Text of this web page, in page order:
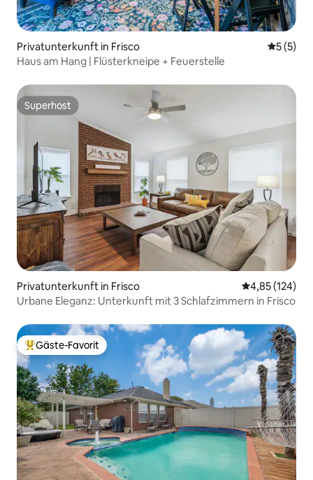
Privatunterkunft in Frisco
5 (5)
Haus am Hang | Flüsterkneipe + Feuerstelle
Superhost
Superhost
Privatunterkunft in Frisco
4,85 (124)
Urbane Eleganz: Unterkunft mit 3 Schlafzimmern in Frisco
Beliebter Gäste-Favorit.
Gäste-Favorit